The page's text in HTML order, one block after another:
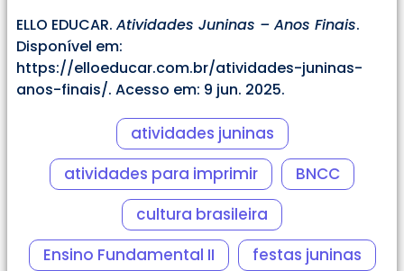
ELLO EDUCAR. Atividades Juninas – Anos Finais.
Disponível em:
https://elloeducar.com.br/atividades-juninas-
anos-finais/. Acesso em: 9 jun. 2025.
atividades juninas
atividades para imprimir
BNCC
cultura brasileira
Ensino Fundamental II
festas juninas